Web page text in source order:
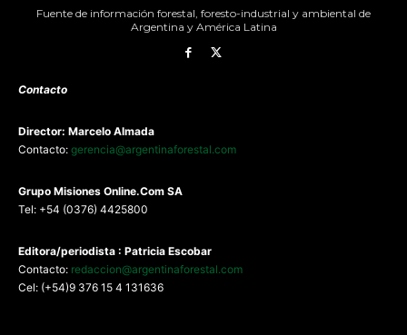
Fuente de información forestal, foresto-industrial y ambiental de
Argentina y América Latina
Contacto
Director: Marcelo Almada
Contacto: gerencia@argentinaforestal.com
Grupo Misiones Online.Com SA
Tel: +54 (0376) 4425800
Editora/periodista : Patricia Escobar
Contacto: redaccion@argentinaforestal.com
Cel: (+54)9 376 15 4 131636